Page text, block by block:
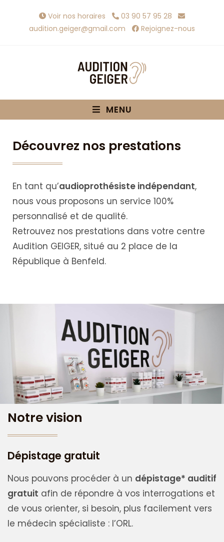
Voir nos horaires
03 90 57 95 28
audition.geiger@gmail.com
Rejoignez-nous
MENU
Découvrez nos prestations
En tant qu’audioprothésiste indépendant,
nous vous proposons un service 100%
personnalisé et de qualité.
Retrouvez nos prestations dans votre centre
Audition GEIGER, situé au 2 place de la
République à Benfeld.
Notre vision
Dépistage gratuit
Nous pouvons procéder à un dépistage* auditif
gratuit afin de répondre à vos interrogations et
de vous orienter, si besoin, plus facilement vers
le médecin spécialiste : l’ORL.